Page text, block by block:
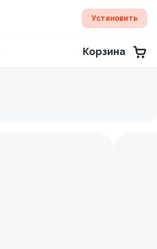
Установить
Корзина